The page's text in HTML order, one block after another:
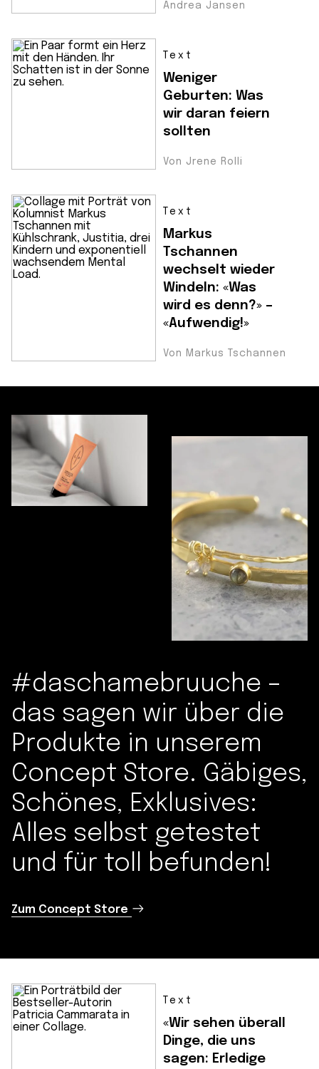
Andrea Jansen
Text
Weniger
Geburten: Was
wir daran feiern
sollten
Von Jrene Rolli
Text
Markus
Tschannen
wechselt wieder
Windeln: «Was
wird es denn?» –
«Aufwendig!»
Von Markus Tschannen
#daschamebruuche –
das sagen wir über die
Produkte in unserem
Concept Store. Gäbiges,
Schönes, Exklusives:
Alles selbst getestet
und für toll befunden!
Zum Concept Store
Text
«Wir sehen überall
Dinge, die uns
sagen: Erledige